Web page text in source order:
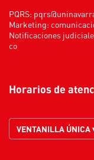
PQRS:
Marketing:
Notificaciones
co
Horarios de
VENTANILLA ÚNICA